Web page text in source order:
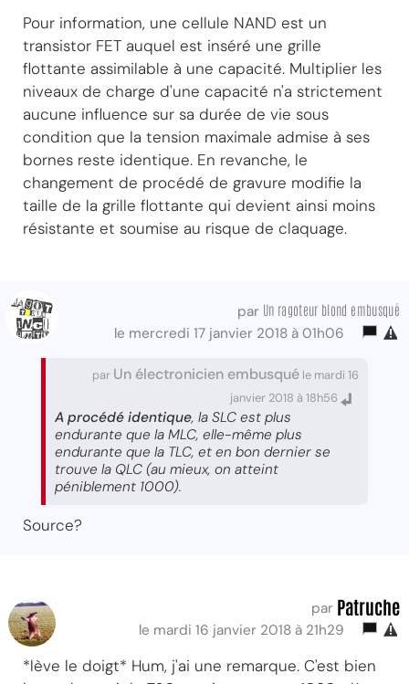
Pour information, une cellule NAND est un
transistor FET auquel est inséré une grille
flottante assimilable à une capacité. Multiplier les
niveaux de charge d'une capacité n'a strictement
aucune influence sur sa durée de vie sous
condition que la tension maximale admise à ses
bornes reste identique. En revanche, le
changement de procédé de gravure modifie la
taille de la grille flottante qui devient ainsi moins
résistante et soumise au risque de claquage.
par Un ragoteur blond embusqué
le mercredi 17 janvier 2018 à 01h06
par Un électronicien embusqué le mardi 16
janvier 2018 à 18h56
A procédé identique, la SLC est plus
endurante que la MLC, elle-même plus
endurante que la TLC, et en bon dernier se
trouve la QLC (au mieux, on atteint
péniblement 1000).
Source?
par Patruche
le mardi 16 janvier 2018 à 21h29
*lève le doigt* Hum, j'ai une remarque. C'est bien